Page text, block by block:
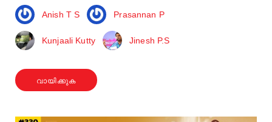
Anish T S Prasannan P
Kunjaali Kutty Jinesh P.S
വായിക്കുക